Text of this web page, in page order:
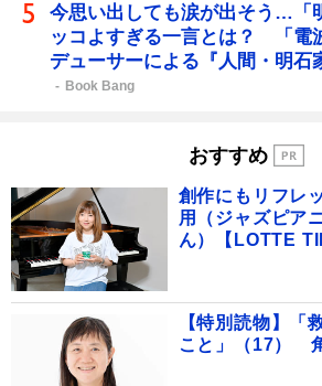
今思い出しても涙が出そう…「
ッコよすぎる一言とは？ 「電
デューサーによる『人間・明石
Book Bang
おすすめ
創作にもリフレ
用（ジャズピア
ん）【LOTTE
【特別読物】「
こと」（17）